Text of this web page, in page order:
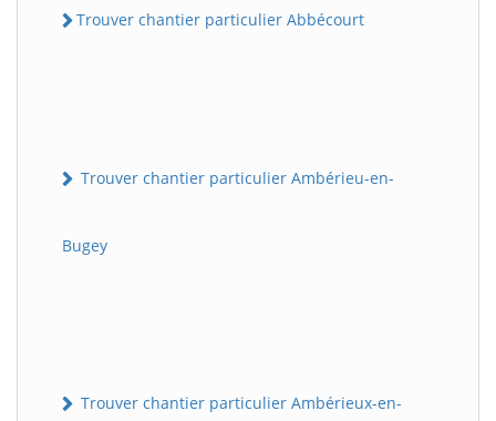
Trouver chantier particulier Abbécourt
Trouver chantier particulier Ambérieu-en-
Bugey
Trouver chantier particulier Ambérieux-en-